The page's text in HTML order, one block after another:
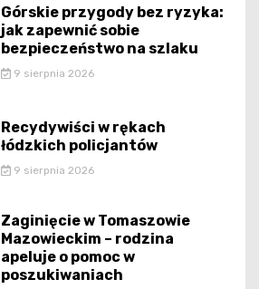
Górskie przygody bez ryzyka:
jak zapewnić sobie
bezpieczeństwo na szlaku
9 sierpnia 2026
Recydywiści w rękach
łódzkich policjantów
9 sierpnia 2026
Zaginięcie w Tomaszowie
Mazowieckim – rodzina
apeluje o pomoc w
poszukiwaniach